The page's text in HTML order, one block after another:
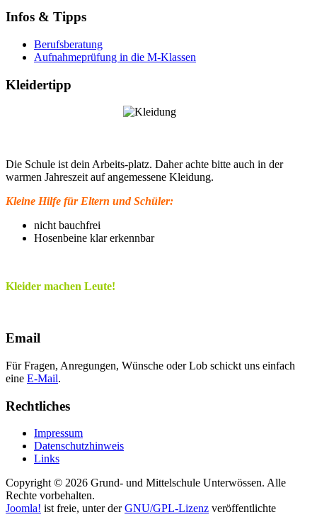
Infos & Tipps
Berufsberatung
Aufnahmeprüfung in die M-Klassen
Kleidertipp
Die Schule ist dein Arbeits-platz. Daher achte bitte auch in der
warmen Jahreszeit auf angemessene Kleidung.
Kleine Hilfe für Eltern und Schüler:
nicht bauchfrei
Hosenbeine klar erkennbar
Kleider machen Leute!
Email
Für Fragen, Anregungen, Wünsche oder Lob schickt uns einfach
eine E-Mail.
Rechtliches
Impressum
Datenschutzhinweis
Links
Copyright © 2026 Grund- und Mittelschule Unterwössen. Alle
Rechte vorbehalten.
Joomla! ist freie, unter derGNU/GPL-Lizenz veröffentlichte